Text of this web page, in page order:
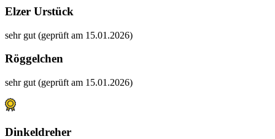
Elzer Urstück
sehr gut (geprüft am 15.01.2026)
Röggelchen
sehr gut (geprüft am 15.01.2026)
Dinkeldreher